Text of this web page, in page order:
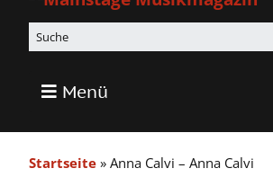
Menü
Startseite » Anna Calvi – Anna Calvi